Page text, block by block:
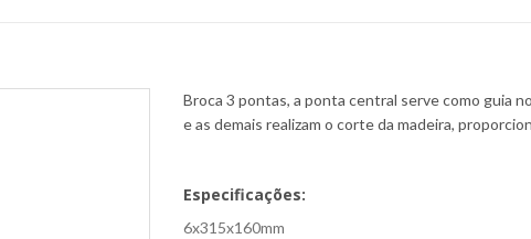
Broca 3 pontas, a ponta central serve como guia
e as demais realizam o corte da madeira,
Especificações:
6x315x160mm